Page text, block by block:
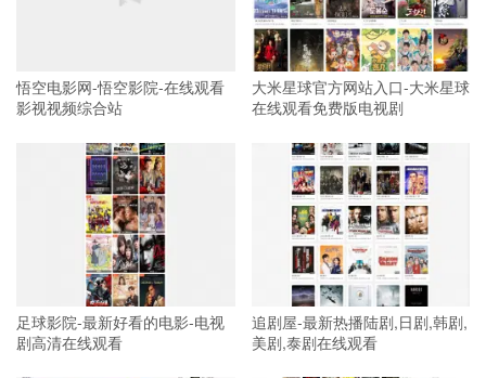
悟空电影网-悟空影院-在线观看
影视视频综合站
大米星球官方网站入口-大米星球
在线观看免费版电视剧
足球影院-最新好看的电影-电视
剧高清在线观看
追剧屋-最新热播陆剧,日剧,韩剧,
美剧,泰剧在线观看